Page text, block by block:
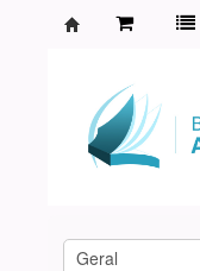
Agamenon
Magalhães